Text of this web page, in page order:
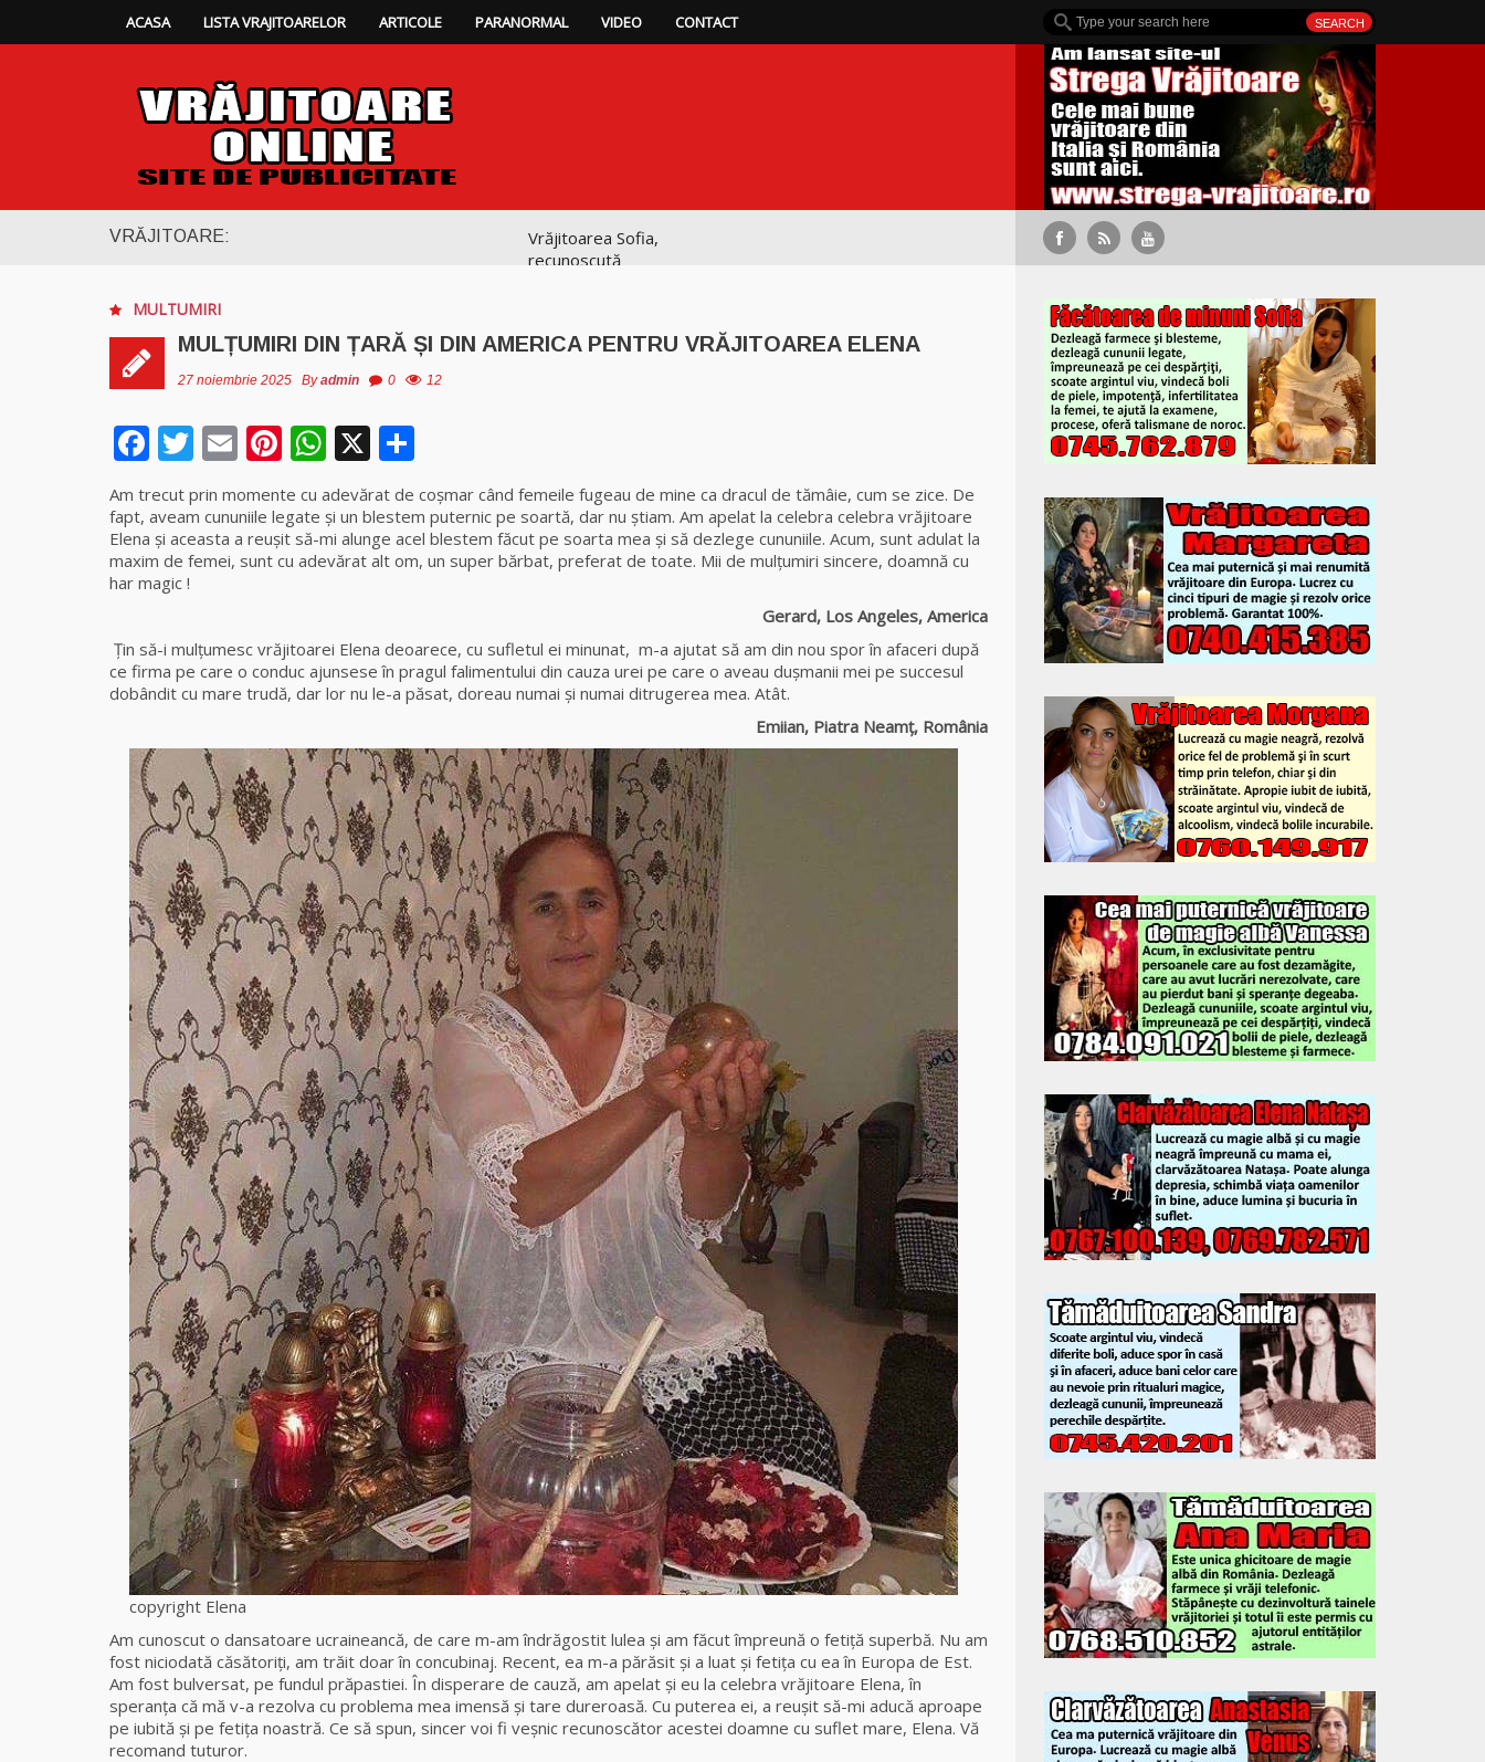
ACASA LISTA VRAJITOARELOR ARTICOLE PARANORMAL VIDEO CONTACT
VRĂJITOARE:
Vrăjitoarea Sofia,
recunoscută
prestigioase în
puternice leacuri
Celebra
vrăjitoare Rodica
Celebra
farmece și
blesteme Sandra
Tămăduitoarea
Somerda
Cea mai
puternică
vrăjitoare de
magie albă și
neagră Vanessa
Clarvăzătoarea
Elena Natașa
Vrăjitoarea
Morgana,
maestra magiei
negre
Tămăduitoarea
Ana Maria
Vrăjitoarea Elena
Minodora a
revenit din
Ierusalim
MULTUMIRI
MULȚUMIRI DIN ȚARĂ ȘI DIN AMERICA PENTRU VRĂJITOAREA ELENA
27 noiembrie 2025 Byadmin 0 12
Facebook
Twitter
EmailPinterest
WhatsApp
X
Am trecut prin momente cu adevărat de coșmar când femeile fugeau de mine ca dracul de tămâie, cum se zice. De
fapt, aveam cununiile legate şi un blestem puternic pe soartă, dar nu ştiam. Am apelat la celebra celebra vrăjitoare
Elena şi aceasta a reuşit să-mi alunge acel blestem făcut pe soarta mea şi să dezlege cununiile. Acum, sunt adulat la
maxim de femei, sunt cu adevărat alt om, un super bărbat, preferat de toate. Mii de mulţumiri sincere, doamnă cu
har magic !
Gerard, Los Angeles, America
Ţin să-i mulţumesc vrăjitoarei Elena deoarece, cu sufletul ei minunat, m-a ajutat să am din nou spor în afaceri după
ce firma pe care o conduc ajunsese în pragul falimentului din cauza urei pe care o aveau dușmanii mei pe succesul
dobândit cu mare trudă, dar lor nu le-a păsat, doreau numai și numai ditrugerea mea. Atât.
Emiian, Piatra Neamț, România
copyright Elena
Am cunoscut o dansatoare ucraineancă, de care m-am îndrăgostit lulea şi am făcut împreună o fetiţă superbă. Nu am
fost niciodată căsătoriţi, am trăit doar în concubinaj. Recent, ea m-a părăsit şi a luat şi fetiţa cu ea în Europa de Est.
Am fost bulversat, pe fundul prăpastiei. În disperare de cauză, am apelat şi eu la celebra vrăjitoare Elena, în
speranța că mă v-a rezolva cu problema mea imensă și tare dureroasă. Cu puterea ei, a reuşit să-mi aducă aproape
pe iubită şi pe fetiţa noastră. Ce să spun, sincer voi fi veşnic recunoscător acestei doamne cu suflet mare, Elena. Vă
recomand tuturor.